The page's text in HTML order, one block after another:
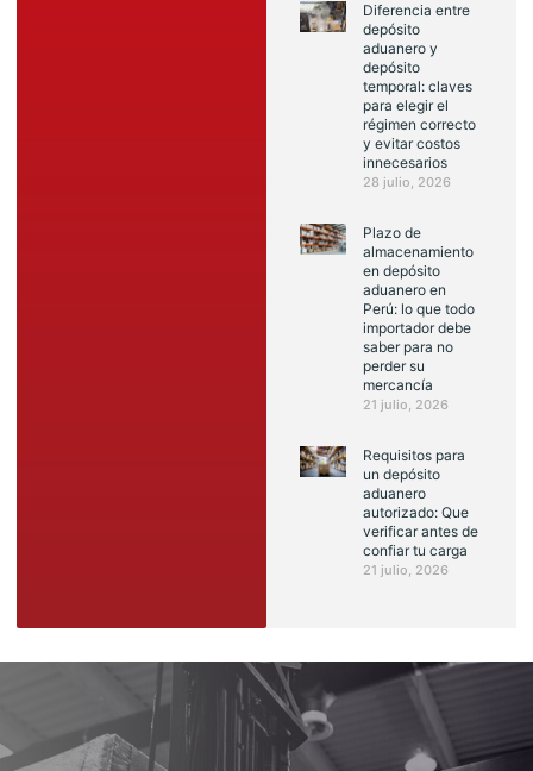
Diferencia entre
depósito
aduanero y
depósito
temporal: claves
para elegir el
régimen correcto
y evitar costos
innecesarios
28 julio, 2026
Plazo de
almacenamiento
en depósito
aduanero en
Perú: lo que todo
importador debe
saber para no
perder su
mercancía
21 julio, 2026
Requisitos para
un depósito
aduanero
autorizado: Que
verificar antes de
confiar tu carga
21 julio, 2026